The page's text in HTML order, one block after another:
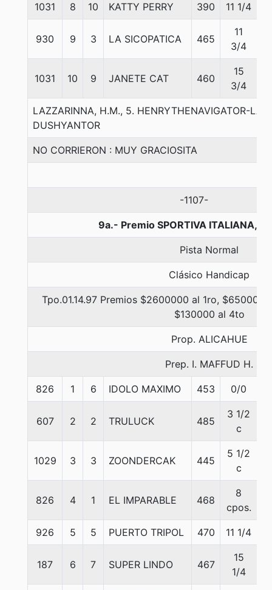
1031 8 10 KATTY PERRY 390 11 1/4
930 9 3 LA SICOPATICA 465
11
3/4
1031 10 9 JANETE CAT 460
15
3/4
LAZZARINNA, H.M., 5. HENRYTHENAVIGATOR-LA
DUSHYANTOR
NO CORRIERON : MUY GRACIOSITA
-1107-
9a.- Premio SPORTIVA ITALIANA,
Pista Normal
Clásico Handicap
Tpo.01.14.97 Premios $2600000 al 1ro,
$130000 al 4to
Prop. ALICAHUE
Prep. I. MAFFUD H.
826 1 6 IDOLO MAXIMO 453 0/0
607 2 2 TRULUCK 485
3 1/2
c
1029 3 3 ZOONDERCAK 445
5 1/2
c
826 4 1 EL IMPARABLE 468
8
cpos.
926 5 5 PUERTO TRIPOL 470 11 1/4
187 6 7 SUPER LINDO 467
15
1/4